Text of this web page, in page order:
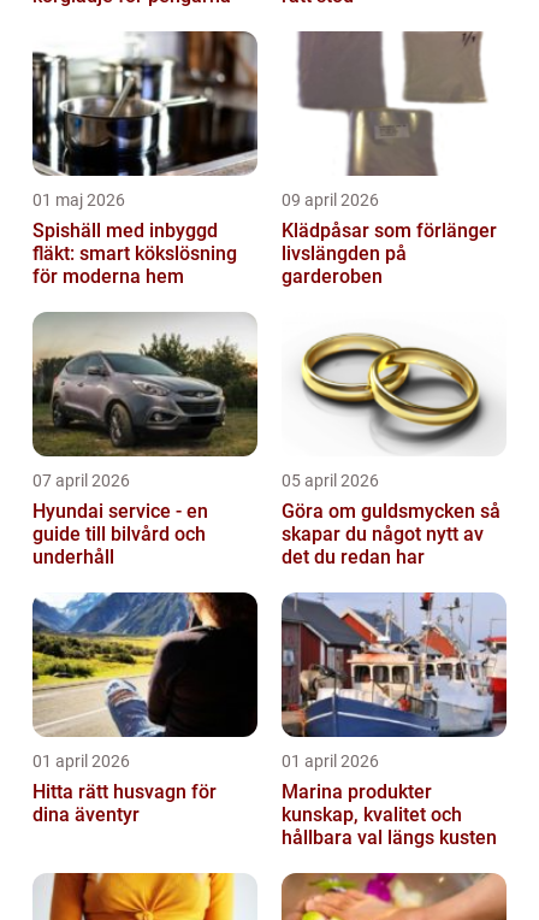
01 maj 2026
Spishäll med inbyggd
fläkt: smart kökslösning
för moderna hem
09 april 2026
Klädpåsar som förlänger
livslängden på
garderoben
07 april 2026
Hyundai service - en
guide till bilvård och
underhåll
05 april 2026
Göra om guldsmycken så
skapar du något nytt av
det du redan har
01 april 2026
Hitta rätt husvagn för
dina äventyr
01 april 2026
Marina produkter
kunskap, kvalitet och
hållbara val längs kusten